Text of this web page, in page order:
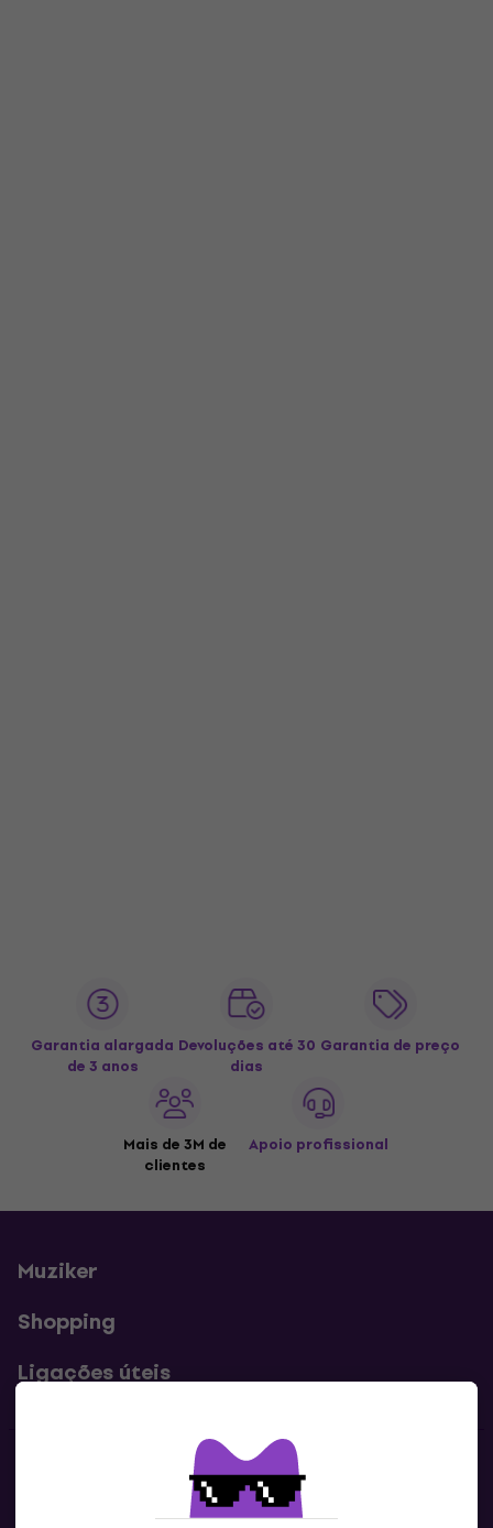
Garantia alargada
de 3 anos
Devoluções até 30
dias
Garantia de preço
Mais de 3M de
clientes
Apoio profissional
Muziker
Shopping
Ligações úteis
Contatos